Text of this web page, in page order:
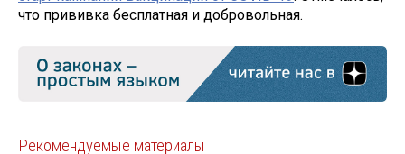
что прививка бесплатная и добровольная.
Рекомендуемые материалы